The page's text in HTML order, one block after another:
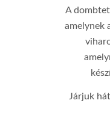
A
amelynek
Járjuk